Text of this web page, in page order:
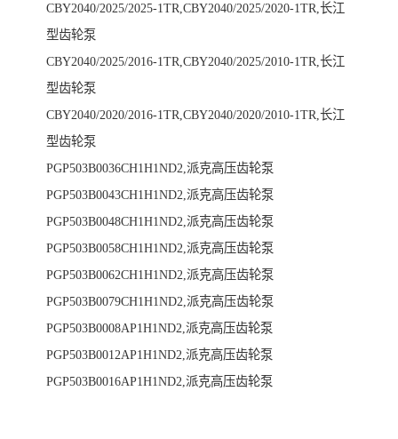
CBY2040/2025/2025-1TR,CBY2040/2025/2020-1TR,长江
型齿轮泵
CBY2040/2025/2016-1TR,CBY2040/2025/2010-1TR,长江
型齿轮泵
CBY2040/2020/2016-1TR,CBY2040/2020/2010-1TR,长江
型齿轮泵
PGP503B0036CH1H1ND2,派克高压齿轮泵
PGP503B0043CH1H1ND2,派克高压齿轮泵
PGP503B0048CH1H1ND2,派克高压齿轮泵
PGP503B0058CH1H1ND2,派克高压齿轮泵
PGP503B0062CH1H1ND2,派克高压齿轮泵
PGP503B0079CH1H1ND2,派克高压齿轮泵
PGP503B0008AP1H1ND2,派克高压齿轮泵
PGP503B0012AP1H1ND2,派克高压齿轮泵
PGP503B0016AP1H1ND2,派克高压齿轮泵